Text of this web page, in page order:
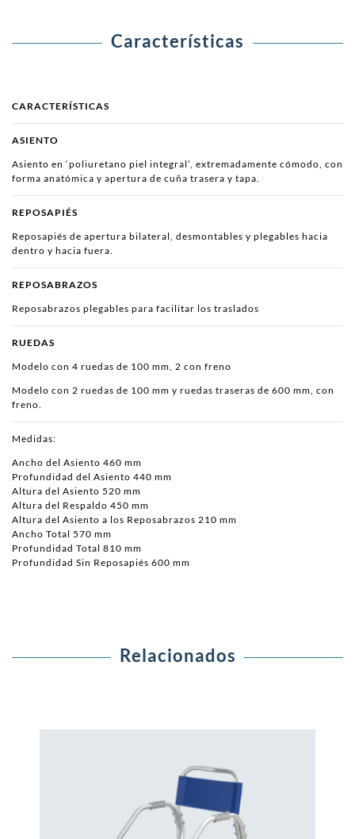
Características
CARACTERÍSTICAS
ASIENTO
Asiento en ‘poliuretano piel integral’, extremadamente cómodo, con
forma anatómica y apertura de cuña trasera y tapa.
REPOSAPIÉS
Reposapiés de apertura bilateral, desmontables y plegables hacia
dentro y hacia fuera.
REPOSABRAZOS
Reposabrazos plegables para facilitar los traslados
RUEDAS
Modelo con 4 ruedas de 100 mm, 2 con freno
Modelo con 2 ruedas de 100 mm y ruedas traseras de 600 mm, con
freno.
Medidas:
Ancho del Asiento 460 mm
Profundidad del Asiento 440 mm
Altura del Asiento 520 mm
Altura del Respaldo 450 mm
Altura del Asiento a los Reposabrazos 210 mm
Ancho Total 570 mm
Profundidad Total 810 mm
Profundidad Sin Reposapiés 600 mm
Relacionados